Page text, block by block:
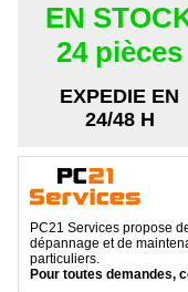
EN
24 pièces
EXPEDIE EN
24/48 H
PC21 Services propose
dépannage et de
particuliers.
Pour toutes demandes,